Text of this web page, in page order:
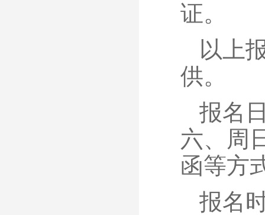
证。
以上
供。
报名
六、周
函等方
报名